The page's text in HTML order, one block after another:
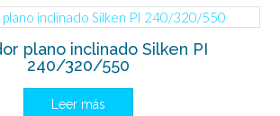
plano inclinado Silken PI
240/320/550
Leer más